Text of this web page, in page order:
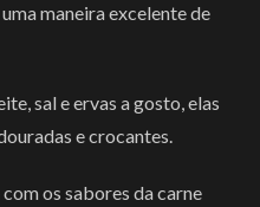
maneira excelente de
sal e ervas a gosto, elas
e crocantes.
os sabores da carne